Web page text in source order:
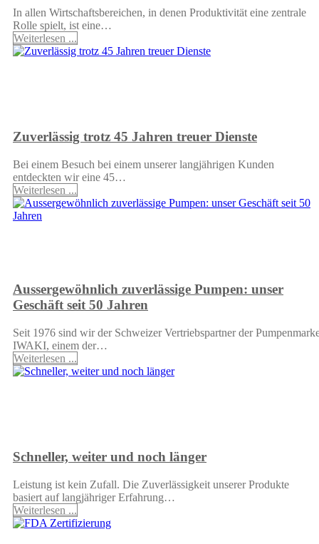
In allen Wirtschaftsbereichen, in denen Produktivität eine zentrale
Rolle spielt, ist eine…
Weiterlesen ...
Zuverlässig trotz 45 Jahren treuer Dienste
Bei einem Besuch bei einem unserer langjährigen Kunden
entdeckten wir eine 45…
Weiterlesen ...
Aussergewöhnlich zuverlässige Pumpen: unser
Geschäft seit 50 Jahren
Seit 1976 sind wir der Schweizer Vertriebspartner der
IWAKI, einem der…
Weiterlesen ...
Schneller, weiter und noch länger
Leistung ist kein Zufall. Die Zuverlässigkeit unserer Produkte
basiert auf langjähriger Erfahrung…
Weiterlesen ...